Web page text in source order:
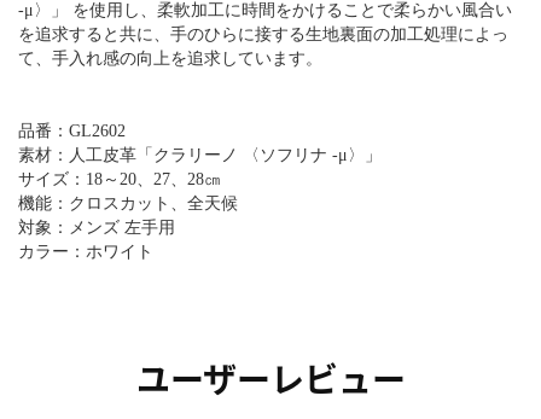
-μ〉」 を使用し、柔軟加工に時間をかけることで柔らかい風合い
を追求すると共に、手のひらに接する生地裏面の加工処理によっ
て、手入れ感の向上を追求しています。
品番：GL2602
素材：人工皮革「クラリーノ 〈ソフリナ -μ〉」
サイズ：18～20、27、28㎝
機能：クロスカット、全天候
対象：メンズ 左手用
カラー：ホワイト
ユーザーレビュー